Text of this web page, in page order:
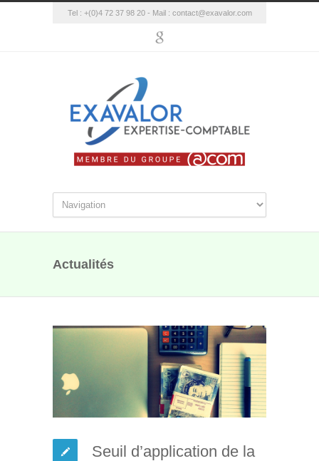
Tel : +(0)4 72 37 98 20 - Mail : contact@exavalor.com
Actualités
Seuil d’application de la